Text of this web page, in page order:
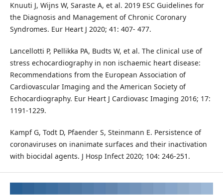
Knuuti J, Wijns W, Saraste A, et al. 2019 ESC Guidelines for
the Diagnosis and Management of Chronic Coronary
Syndromes. Eur Heart J 2020; 41: 407- 477.
Lancellotti P, Pellikka PA, Budts W, et al. The clinical use of
stress echocardiography in non ischaemic heart disease:
Recommendations from the European Association of
Cardiovascular Imaging and the American Society of
Echocardiography. Eur Heart J Cardiovasc Imaging 2016; 17:
1191-1229.
Kampf G, Todt D, Pfaender S, Steinmann E. Persistence of
coronaviruses on inanimate surfaces and their inactivation
with biocidal agents. J Hosp Infect 2020; 104: 246-251.